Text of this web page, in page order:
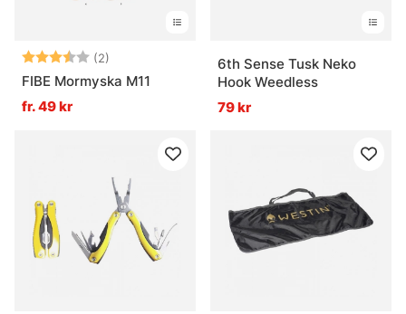
Betyg: (2)
3.5 utav 5 stjärnor
FIBE Mormyska M11
fr. 49 kr
6th Sense Tusk Neko
Hook Weedless
79 kr